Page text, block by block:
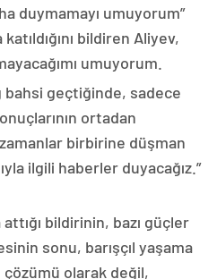
duymamayı umuyorum”
bildiren Aliyev,
umuyorum.
bahsi geçtiğinde, sadece
ortadan
zamanlar birbirine düşman
ilgili haberler duyacağız.”
bildirinin, bazı güçler
sonu, barışçıl yaşama
olarak değil,